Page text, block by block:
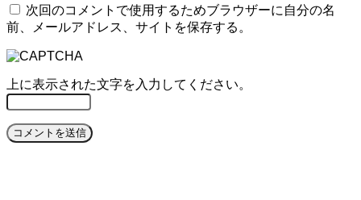
次回のコメントで使用するためブラウザーに自分の名
前、メールアドレス、サイトを保存する。
上に表示された文字を入力してください。